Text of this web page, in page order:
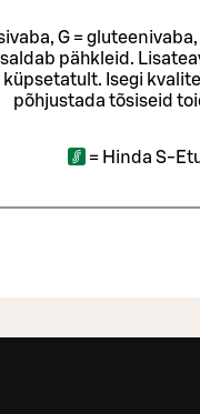
G =
pähkleid.
Isegi
põhjustada tõsiseid
= Hinda S-